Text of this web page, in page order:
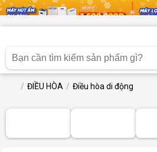
ĐIỀU HÒA Điều hòa di động